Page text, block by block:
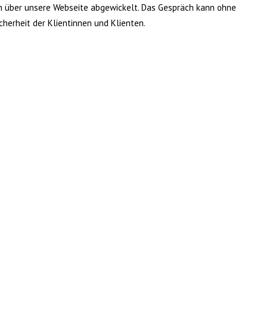
unsere Webseite abgewickelt. Das Gespräch kann ohne
der Klientinnen und Klienten.